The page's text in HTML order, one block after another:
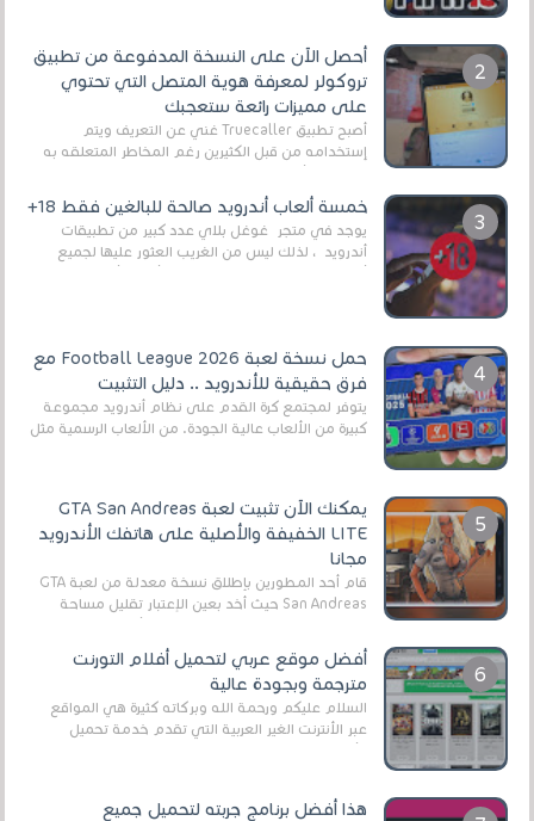
أحصل الآن على النسخة المدفوعة من تطبيق
تروكولر لمعرفة هوية المتصل التي تحتوي
على مميزات رائعة ستعجبك
أصبح تطبيق Truecaller غني عن التعريف ويتم
إستخدامه من قبل الكثيرين رغم المخاطر المتعلقه به
خمسة ألعاب أندرويد صالحة للبالغين فقط 18+
يوجد في متجر غوغل بلاي عدد كبير من تطبيقات
أندرويد ، لذلك ليس من الغريب العثور عليها لجميع
حمل نسخة لعبة Football League 2026 مع
فرق حقيقية للأندرويد .. دليل التثبيت
يتوفر لمجتمع كرة القدم على نظام أندرويد مجموعة
كبيرة من الألعاب عالية الجودة. من الألعاب الرسمية مثل
يمكنك الآن تثبيت لعبة GTA San Andreas
LITE الخفيفة والأصلية على هاتفك الأندرويد
مجانا
قام أحد المطورين بإطلاق نسخة معدلة من لعبة GTA
San Andreas حيث أخد بعين الإعتبار تقليل مساحة
أفضل موقع عربي لتحميل أفلام التورنت
مترجمة وبجودة عالية
السلام عليكم ورحمة الله وبركاته كثيرة هي المواقع
عبر الأنترنت الغير العربية التي تقدم خدمة تحميل
الأفلام على التورنت ، ومعظم هذه المواقع ل...
هذا أفضل برنامج جربته لتحميل جميع